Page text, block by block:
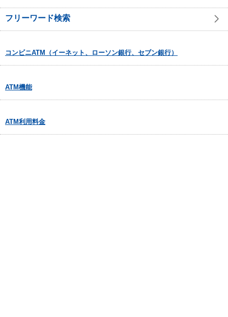
フリーワード検索
コンビニATM（イーネット、ローソン銀行、セブン銀行）
ATM機能
ATM利用料金